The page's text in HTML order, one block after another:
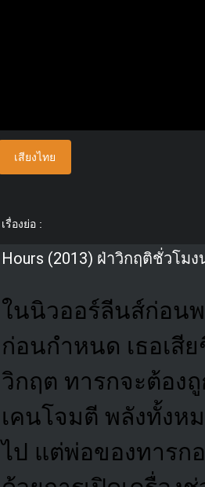
เสียงไทย
เรื่องย่อ :
Hours (2013) ฝ่าวิกฤติชั่วโมง
ในนิวออร์ลีนส์ก่อน
ก่อนกำหนด เธอเสี
วิกฤต ทารกจะต้อง
เคนโจมตี พลังทั้งห
ไป แต่พ่อของทารก